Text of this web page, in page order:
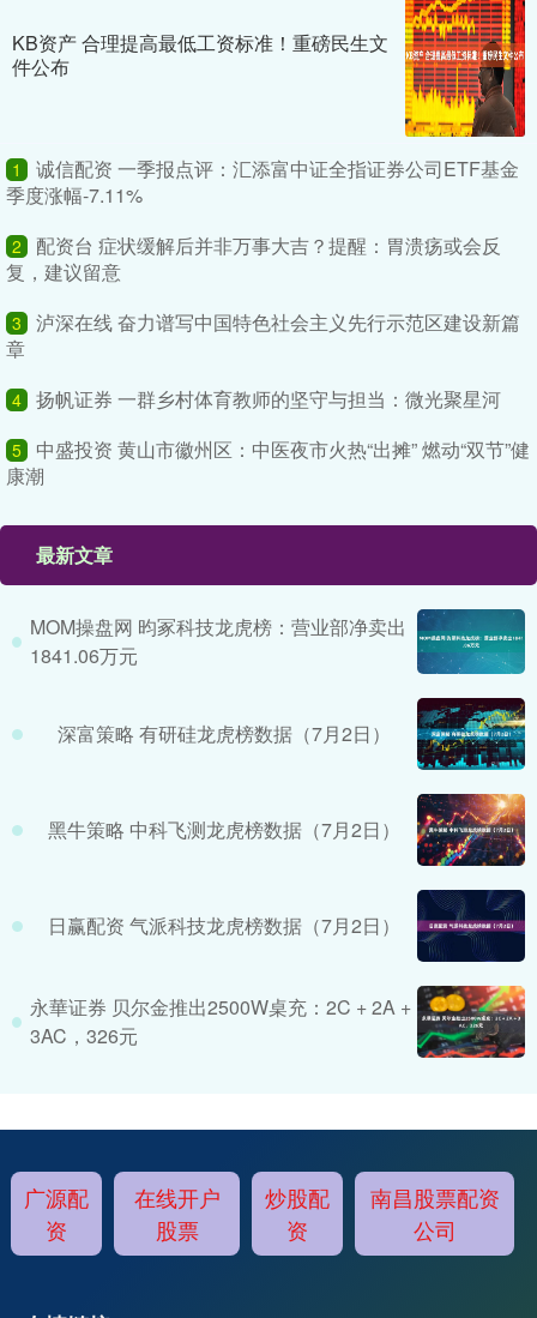
KB资产 合理提高最低工资标准！重磅民生文
件公布
1
诚信配资 一季报点评：汇添富中证全指证券公司ETF基金
季度涨幅-7.11%
2
配资台 症状缓解后并非万事大吉？提醒：胃溃疡或会反
复，建议留意
3
泸深在线 奋力谱写中国特色社会主义先行示范区建设新篇
章
4 扬帆证券 一群乡村体育教师的坚守与担当：微光聚星河
5
中盛投资 黄山市徽州区：中医夜市火热“出摊” 燃动“双节”健
康潮
最新文章
MOM操盘网 昀冢科技龙虎榜：营业部净卖出
1841.06万元
深富策略 有研硅龙虎榜数据（7月2日）
黑牛策略 中科飞测龙虎榜数据（7月2日）
日赢配资 气派科技龙虎榜数据（7月2日）
永華证券 贝尔金推出2500W桌充：2C + 2A +
3AC，326元
广源配
资
在线开户
股票
炒股配
资
南昌股票配资
公司